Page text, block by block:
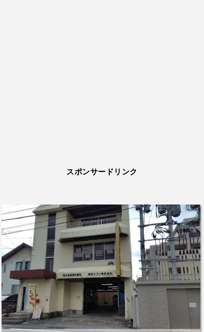
スポンサードリンク